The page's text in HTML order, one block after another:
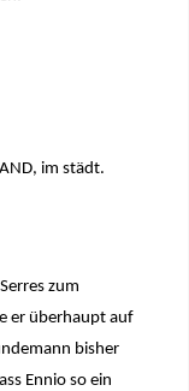
im städt.
zum
er überhaupt auf
bisher
Ennio so ein